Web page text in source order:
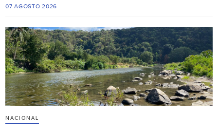
07 AGOSTO 2026
NACIONAL